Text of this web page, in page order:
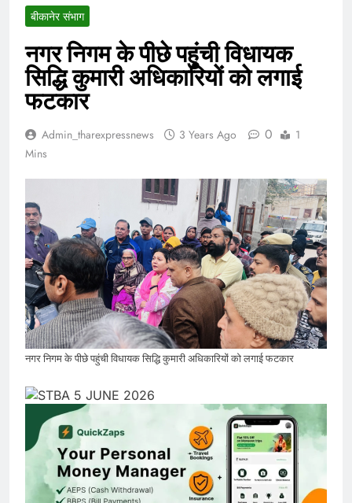
बीकानेर संभाग
नगर निगम के पीछे पहुंची विधायक
सिद्धि कुमारी अधिकारियों को लगाई
फटकार
Admin_tharexpressnews 3 Years Ago 0
1
Mins
नगर निगम के पीछे पहुंची विधायक सिद्धि कुमारी अधिकारियों को लगाई फटकार